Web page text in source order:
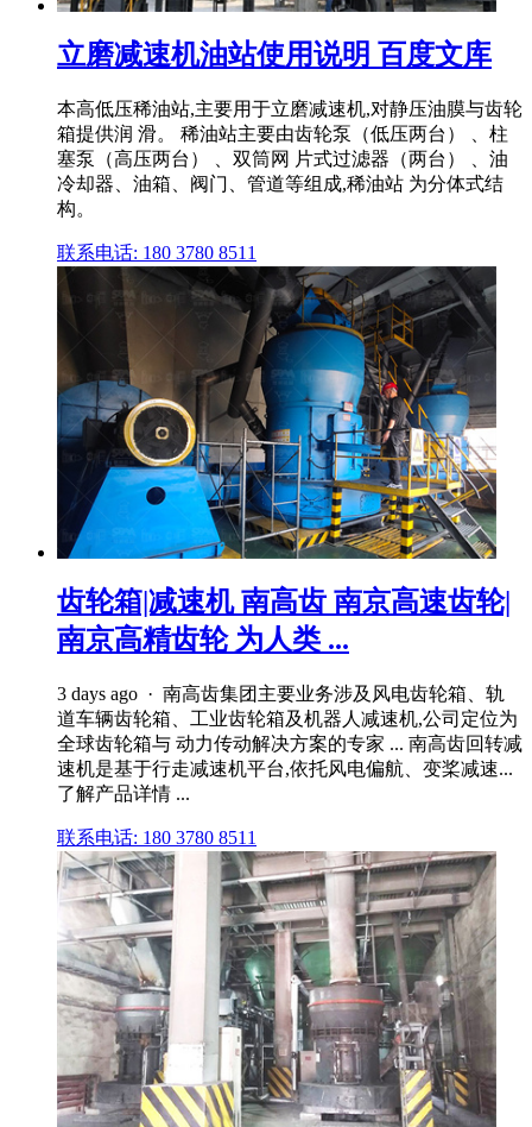
立磨减速机油站使用说明 百度文库
本高低压稀油站,主要用于立磨减速机,对静压油膜与齿轮
箱提供润 滑。 稀油站主要由齿轮泵（低压两台） 、柱
塞泵（高压两台） 、双筒网 片式过滤器（两台） 、油
冷却器、油箱、阀门、管道等组成,稀油站 为分体式结
构。
联系电话: 180 3780 8511
齿轮箱|减速机 南高齿 南京高速齿轮|
南京高精齿轮 为人类 ...
3 days ago · 南高齿集团主要业务涉及风电齿轮箱、轨
道车辆齿轮箱、工业齿轮箱及机器人减速机,公司定位为
全球齿轮箱与 动力传动解决方案的专家 ... 南高齿回转减
速机是基于行走减速机平台,依托风电偏航、变桨减速...
了解产品详情 ...
联系电话: 180 3780 8511